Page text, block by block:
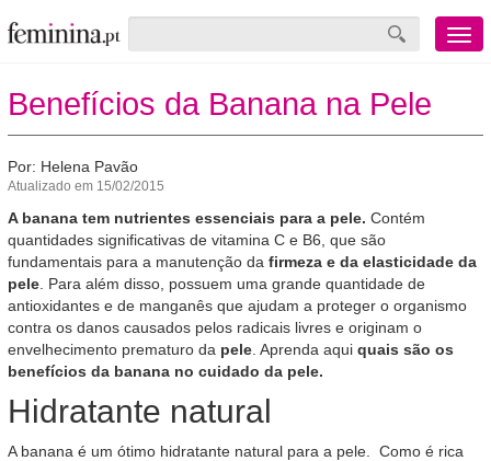
Menu
mobile
Benefícios da Banana na Pele
Por: Helena Pavão
Atualizado em 15/02/2015
A banana tem nutrientes essenciais para a pele. Contém
quantidades significativas de vitamina C e B6, que são
fundamentais para a manutenção da firmeza e da elasticidade da
pele . Para além disso, possuem uma grande quantidade de
antioxidantes e de manganês que ajudam a proteger o organismo
contra os danos causados pelos radicais livres e originam o
envelhecimento prematuro da pele . Aprenda aqui quais são os
benefícios da banana no cuidado da pele.
Hidratante natural
A banana é um ótimo hidratante natural para a pele. Como é rica